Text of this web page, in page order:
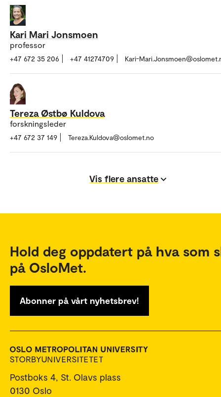
Kari Mari Jonsmoen
professor
+47 672 35 206 +47 41274709 Kari-
Tereza Østbø Kuldova
forskningsleder
+47 672 37 149 Tereza.Kuldova@oslomet.no
Vis flere ansatte
Hold deg oppdatert på hva som
på OsloMet.
Abonner på vårt nyhetsbrev!
Postboks 4, St. Olavs plass
0130 Oslo